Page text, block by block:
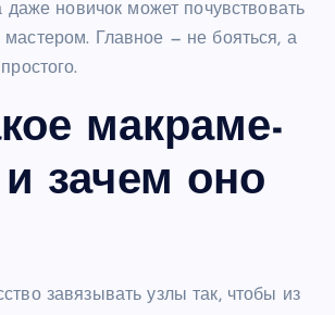
даже новичок может почувствовать
Главное — не бояться, а
макраме-
зачем оно
завязывать узлы так, чтобы из